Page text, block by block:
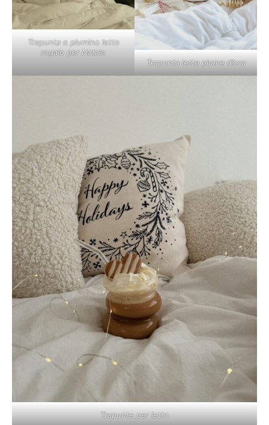
Trapunta o piumino letto
regalo per Natale
Trapunta letto piume d’oca
Trapunte per letto